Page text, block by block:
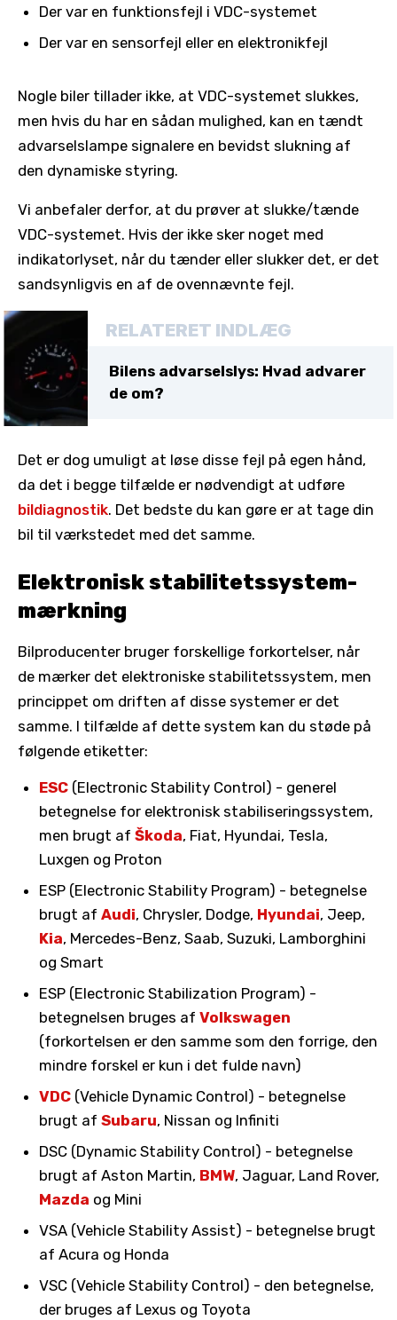
Der var en funktionsfejl i VDC-systemet
Der var en sensorfejl eller en elektronikfejl
Nogle biler tillader ikke, at VDC-systemet slukkes,
men hvis du har en sådan mulighed, kan en tændt
advarselslampe signalere en bevidst slukning af
den dynamiske styring.
Vi anbefaler derfor, at du prøver at slukke/tænde
VDC-systemet. Hvis der ikke sker noget med
indikatorlyset, når du tænder eller slukker det, er det
sandsynligvis en af ​​de ovennævnte fejl.
RELATERET INDLÆG
Bilens advarselslys: Hvad advarer
de om?
Det er dog umuligt at løse disse fejl på egen hånd,
da det i begge tilfælde er nødvendigt at udføre
bildiagnostik. Det bedste du kan gøre er at tage din
bil til værkstedet med det samme.
Elektronisk stabilitetssystem-
mærkning
Bilproducenter bruger forskellige forkortelser, når
de mærker det elektroniske stabilitetssystem, men
princippet om driften af disse systemer er det
samme. I tilfælde af dette system kan du støde på
følgende etiketter:
ESC (Electronic Stability Control) - generel
betegnelse for elektronisk stabiliseringssystem,
men brugt af Škoda, Fiat, Hyundai, Tesla,
Luxgen og Proton
ESP (Electronic Stability Program) - betegnelse
brugt af Audi, Chrysler, Dodge, Hyundai, Jeep,
Kia, Mercedes-Benz, Saab, Suzuki, Lamborghini
og Smart
ESP (Electronic Stabilization Program) -
betegnelsen bruges af Volkswagen
(forkortelsen er den samme som den forrige, den
mindre forskel er kun i det fulde navn)
VDC (Vehicle Dynamic Control) - betegnelse
brugt af Subaru, Nissan og Infiniti
DSC (Dynamic Stability Control) - betegnelse
brugt af Aston Martin, BMW, Jaguar, Land Rover,
Mazda og Mini
VSA (Vehicle Stability Assist) - betegnelse brugt
af Acura og Honda
VSC (Vehicle Stability Control) - den betegnelse,
der bruges af Lexus og Toyota